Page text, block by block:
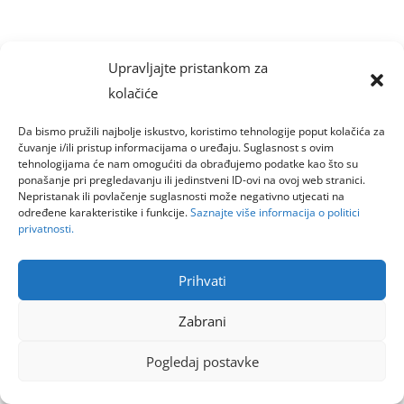
Upravljajte pristankom za
kolačiće
Da bismo pružili najbolje iskustvo, koristimo tehnologije poput kolačića za
čuvanje i/ili pristup informacijama o uređaju. Suglasnost s ovim
tehnologijama će nam omogućiti da obrađujemo podatke kao što su
ponašanje pri pregledavanju ili jedinstveni ID-ovi na ovoj web stranici.
Nepristanak ili povlačenje suglasnosti može negativno utjecati na
određene karakteristike i funkcije.Saznajte više informacija o politici
privatnosti.
Prihvati
Zabrani
Pogledaj postavke